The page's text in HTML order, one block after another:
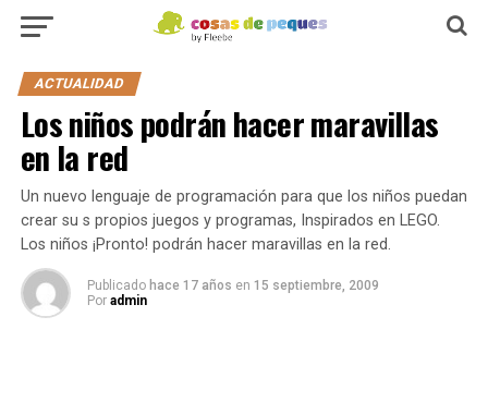
ACTUALIDAD
Los niños podrán hacer maravillas
en la red
Un nuevo lenguaje de programación para que los niños puedan
crear su s propios juegos y programas, Inspirados en LEGO.
Los niños ¡Pronto! podrán hacer maravillas en la red.
Publicado hace 17 años en 15 septiembre, 2009
Por admin